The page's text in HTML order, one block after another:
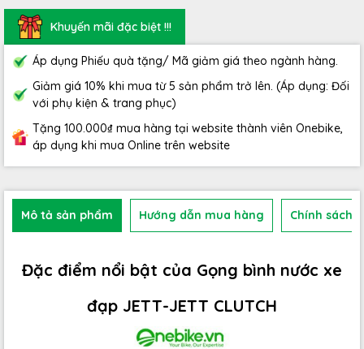
Khuyến mãi đặc biệt !!!
Áp dụng Phiếu quà tặng/ Mã giảm giá theo ngành hàng.
Giảm giá 10% khi mua từ 5 sản phẩm trở lên. (Áp dụng: Đối
với phụ kiện & trang phục)
Tặng 100.000₫ mua hàng tại website thành viên Onebike,
áp dụng khi mua Online trên website
Mô tả sản phẩm Hướng dẫn mua hàng Chính sách
Đặc điểm nổi bật của Gọng bình nước xe
đạp JETT-JETT CLUTCH